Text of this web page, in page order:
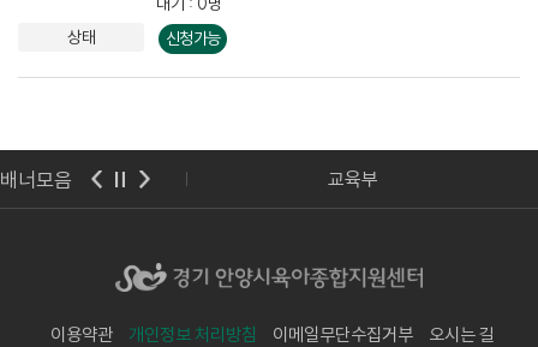
신청가능
배너모음
육교육진흥원 교육부
이용약관 개인정보 처리방침 이메일무단수집거부 오시는 길